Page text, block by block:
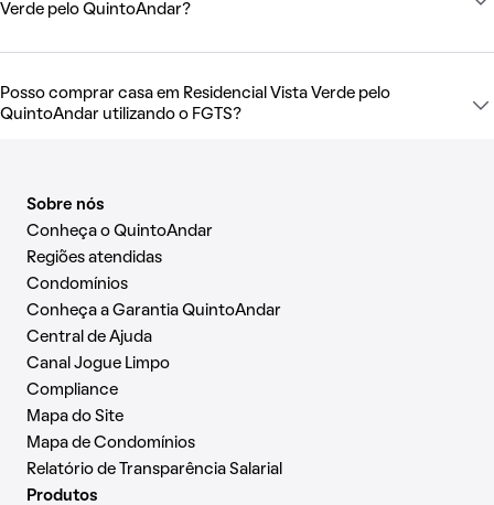
Verde pelo QuintoAndar?
Posso comprar casa em Residencial Vista Verde pelo
QuintoAndar utilizando o FGTS?
Sobre nós
Conheça o QuintoAndar
Regiões atendidas
Condomínios
Conheça a Garantia QuintoAndar
Central de Ajuda
Canal Jogue Limpo
Compliance
Mapa do Site
Mapa de Condomínios
Relatório de Transparência Salarial
Produtos